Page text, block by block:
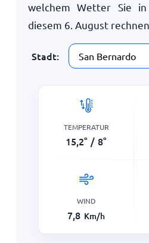
welchem Wetter Sie
diesem 6. August
Stadt:
TEMPERATUR
15,2° / 8°
WIND
7,8 Km/h